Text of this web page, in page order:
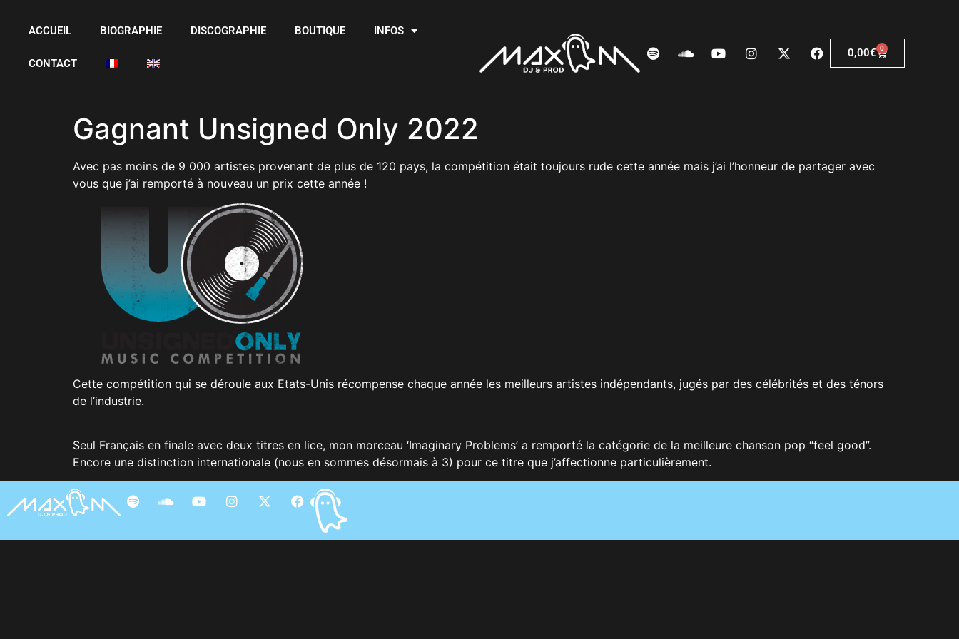
ACCUEIL BIOGRAPHIE DISCOGRAPHIE BOUTIQUE INFOS
CONTACT
0,00€ 0
Gagnant Unsigned Only 2022
Avec pas moins de 9 000 artistes provenant de plus de 120 pays, la compétition était toujours rude cette année mais j’ai l’honneur de partager avec
vous que j’ai remporté à nouveau un prix cette année !
Cette compétition qui se déroule aux Etats-Unis récompense chaque année les meilleurs artistes indépendants, jugés par des célébrités et des ténors
de l’industrie.
Seul Français en finale avec deux titres en lice, mon morceau ‘Imaginary Problems’ a remporté la catégorie de la meilleure chanson pop “feel good”.
Encore une distinction internationale (nous en sommes désormais à 3) pour ce titre que j’affectionne particulièrement.